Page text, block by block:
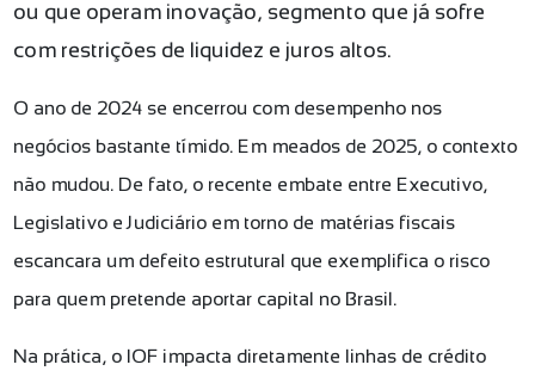
ou que operam inovação, segmento que já sofre
com restrições de liquidez e juros altos.
O ano de 2024 se encerrou com desempenho nos
negócios bastante tímido. Em meados de 2025, o contexto
não mudou. De fato, o recente embate entre Executivo,
Legislativo e Judiciário em torno de matérias fiscais
escancara um defeito estrutural que exemplifica o risco
para quem pretende aportar capital no Brasil.
Na prática, o IOF impacta diretamente linhas de crédito